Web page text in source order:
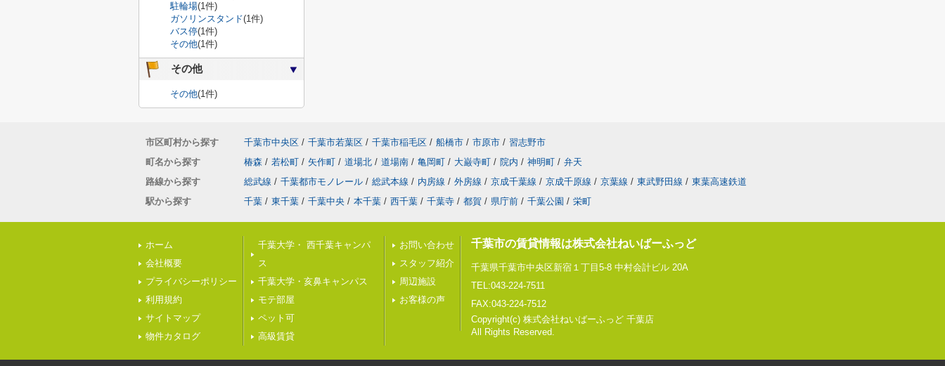
駐輪場(1件)
ガソリンスタンド(1件)
バス停(1件)
その他(1件)
その他
その他(1件)
市区町村から探す 千葉市中央区 / 千葉市若葉区 / 千葉市稲毛区 / 船橋市 / 市原市 / 習志野市
町名から探す
椿森 / 若松町 / 矢作町 / 道場北 / 道場南 / 亀岡町 / 大巌寺町 / 院内 / 神明町 / 弁天
路線から探す
総武線 / 千葉都市モノレール / 総武本線 / 内房線 / 外房線 / 京成千葉線 / 京成千原線 / 京葉線 / 東武野田線 / 東葉高速鉄道
駅から探す
千葉 / 東千葉 / 千葉中央 / 本千葉 / 西千葉 / 千葉寺 / 都賀 / 県庁前 / 千葉公園 / 栄町
ホーム
会社概要
プライバシーポリシー
利用規約
サイトマップ
物件カタログ
千葉大学・ 西千葉キャンパ
ス
千葉大学・亥鼻キャンパス
モテ部屋
ペット可
高級賃貸
お問い合わせ
スタッフ紹介
周辺施設
お客様の声
千葉市の賃貸情報は株式会社ねいばーふっど
千葉県千葉市中央区新宿１丁目5-8 中村会計ビル 20A
TEL:043-224-7511
FAX:043-224-7512
Copyright(c) 株式会社ねいばーふっど 千葉店
All Rights Reserved.